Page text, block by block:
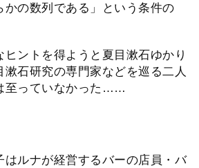
かの数列である」という条件の
ントを得ようと夏目漱石ゆかり
石研究の専門家などを巡る二人
至っていなかった……
はルナが経営するバーの店員・バ